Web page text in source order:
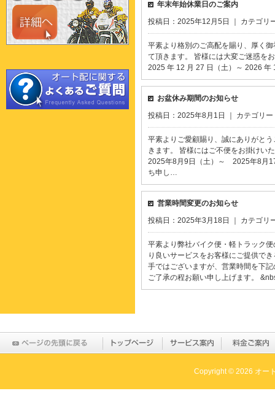
年末年始休業日のご案内
投稿日：2025年12月5日 ｜ カテゴリ
平素より格別のご高配を賜り、厚く
て頂きます。 皆様には大変ご迷惑を
2025 年 12 月 27 日（土）～ 2026
お盆休み期間のお知らせ
投稿日：2025年8月1日 ｜ カテゴリー
平素よりご愛顧賜り、誠にありがと
きます。 皆様にはご不便をお掛け
2025年8月9日（土）～ 2025年8月
ち申し…
営業時間変更のお知らせ
投稿日：2025年3月18日 ｜ カテゴリ
平素より弊社バイク便・軽トラック
り良いサービスをお客様にご提供で
手ではございますが、営業時間を下
ご了承の程お願い申し上げます。
Copyright © 2026 オー